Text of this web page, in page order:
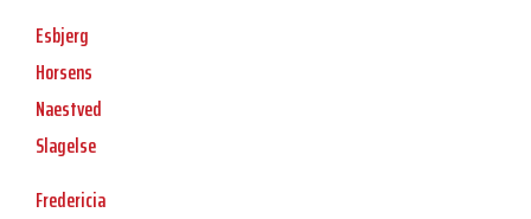
Esbjerg
Horsens
Naestved
Slagelse
Fredericia